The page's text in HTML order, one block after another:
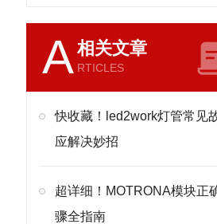
A相关文章
RTICLES
快收藏！led2work灯管常见
应解决妙招
超详细！MOTRONA模块正
骤全指南